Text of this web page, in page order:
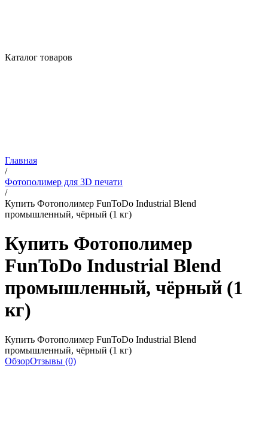
Каталог товаров
Главная
/
Фотополимер для 3D печати
/
Купить Фотополимер FunToDo Industrial Blend
промышленный, чёрный (1 кг)
Купить Фотополимер
FunToDo Industrial Blend
промышленный, чёрный (1
кг)
Купить Фотополимер FunToDo Industrial Blend
промышленный, чёрный (1 кг)
ОбзорОтзывы (0)